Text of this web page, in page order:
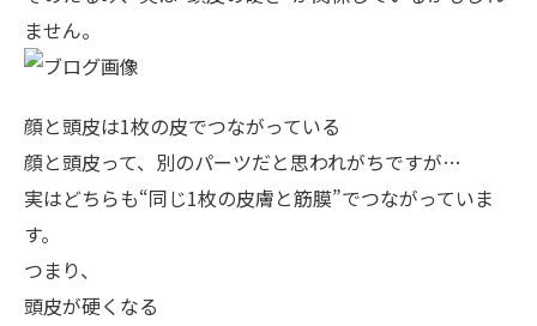
ません。
顔と頭皮は1枚の皮でつながっている
顔と頭皮って、別のパーツだと思われがちですが…
実はどちらも“同じ1枚の皮膚と筋膜”でつながっていま
す。
つまり、
頭皮が硬くなる